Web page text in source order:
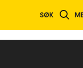
SØK